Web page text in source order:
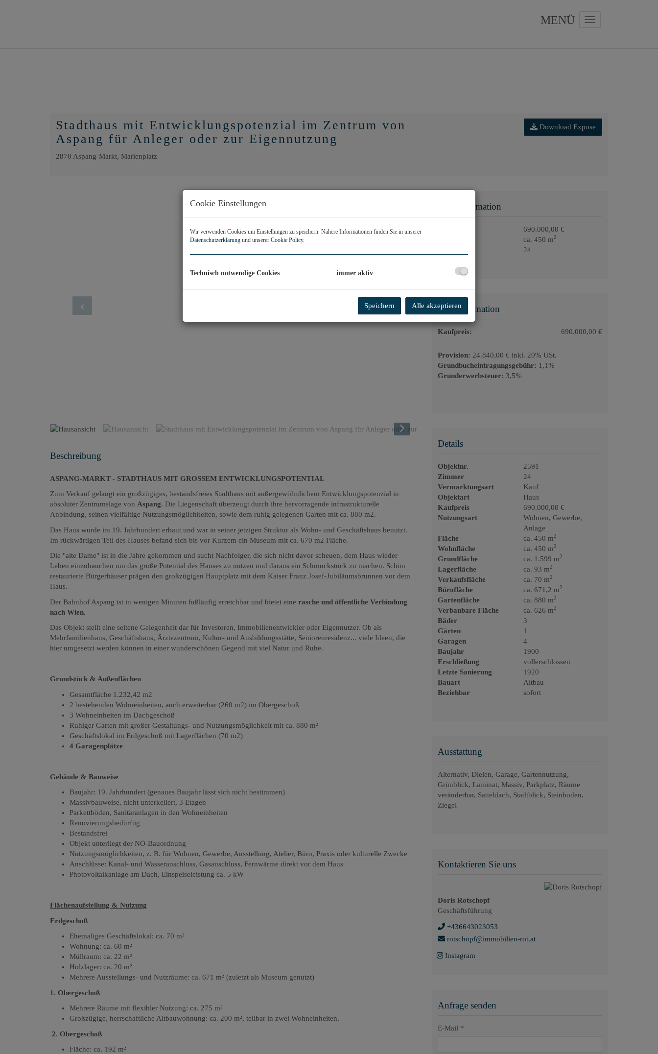
Navigation anzeigen
Stadthaus mit Entwicklungspotenzial im Zentrum von
Aspang für Anleger oder zur Eigennutzung
2870 Aspang-Markt, Marienplatz
Download Expose
Beschreibung
ASPANG-MARKT - STADTHAUS MIT GROSSEM ENTWICKLUNGSPOTENTIAL
Zum Verkauf gelangt ein großzügiges, bestandsfreies Stadthaus mit außergewöhnlichem Entwicklungspotenzial in
absoluter Zentrumslage von Aspang. Die Liegenschaft überzeugt durch ihre hervorragende infrastrukturelle
Anbindung, seinen vielfältige Nutzungsmöglichkeiten, sowie dem ruhig gelegenen Garten mit ca. 880 m2.
Das Haus wurde im 19. Jahrhundert erbaut und war in seiner jetzigen Struktur als Wohn- und Geschäftshaus benutzt.
Im rückwärtigen Teil des Hauses befand sich bis vor Kurzem ein Museum mit ca. 670 m2 Fläche.
Die "alte Dame" ist in die Jahre gekommen und sucht Nachfolger, die sich nicht davor scheuen, dem Haus wieder
Leben einzuhauchen um das große Potential des Hauses zu nutzen und daraus ein Schmuckstück zu machen. Schön
restaurierte Bürgerhäuser prägen den großzügigen Hauptplatz mit dem Kaiser Franz Josef-Jubiläumsbrunnen vor dem
Haus.
Der Bahnhof Aspang ist in wenigen Minuten fußläufig erreichbar und bietet eine rasche und öffentliche Verbindung
nach Wien.
Das Objekt stellt eine seltene Gelegenheit dar für Investoren, Immobilienentwickler oder Eigennutzer. Ob als
Mehrfamilienhaus, Geschäftshaus, Ärztezentrum, Kultur- und Ausbildungsstätte, Seniorenresidenz... viele Ideen, die
hier umgesetzt werden können in einer wunderschönen Gegend mit viel Natur und Ruhe.
Grundstück & Außenflächen
Gesamtfläche 1.232,42 m2
2 bestehenden Wohneinheiten, auch erweiterbar (260 m2) im Obergeschoß
3 Wohneinheiten im Dachgeschoß
Ruhiger Garten mit großer Gestaltungs- und Nutzungsmöglichkeit mit ca. 880 m²
Geschäftslokal im Erdgeschoß mit Lagerflächen (70 m2)
4 Garagenplätze
Gebäude & Bauweise
Baujahr: 19. Jahrhundert (genaues Baujahr lässt sich nicht bestimmen)
Massivbauweise, nicht unterkellert, 3 Etagen
Parkettböden, Sanitäranlagen in den Wohneinheiten
Renovierungsbedürftig
Bestandsfrei
Objekt unterliegt der NÖ-Bauordnung
Nutzungsmöglichkeiten, z. B. für Wohnen, Gewerbe, Ausstellung, Atelier, Büro, Praxis oder kulturelle Zwecke
Anschlüsse: Kanal- und Wasseranschluss, Gasanschluss, Fernwärme direkt vor dem Haus
Photovoltaikanlage am Dach, Einspeiseleistung ca. 5 kW
Flächenaufstellung & Nutzung
Erdgeschoß
Ehemaliges Geschäftslokal: ca. 70 m²
Wohnung: ca. 60 m²
Müllraum: ca. 22 m²
Holzlager: ca. 20 m²
Mehrere Ausstellungs- und Nutzräume: ca. 671 m² (zuletzt als Museum genutzt)
1. Obergeschoß
Mehrere Räume mit flexibler Nutzung: ca. 275 m²
Großzügige, herrschaftliche Altbauwohnung: ca. 200 m², teilbar in zwei Wohneinheiten,
2. Obergeschoß
Fläche: ca. 192 m²
Basisinformation
690.000,00 €
ca. 450 m2
24
Preisinformation
Kaufpreis: 690.000,00 €
Provision: 24.840,00 € inkl. 20% USt.
Grundbucheintragungsgebühr: 1,1%
Grunderwerbsteuer: 3,5%
Details
Objektnr.
2591
Zimmer
24
Vermarktungsart
Kauf
Objektart
Haus
Kaufpreis
690.000,00 €
Nutzungsart
Wohnen Gewerbe
Anlage
Fläche
ca. 450 m2
Wohnfläche ca. 450 m2
Grundfläche ca. 1.599 m2
Lagerfläche ca. 93 m2
Verkaufsfläche ca. 70 m2
Bürofläche ca. 671,2 m2
Gartenfläche ca. 880 m2
Verbaubare Fläche ca. 626 m2
Bäder
3
Gärten
1
Garagen
4
Baujahr
1900
Erschließung
vollerschlossen
Letzte Sanierung
1920
Bauart
Altbau
Beziehbar
sofort
Ausstattung
Alternativ Dielen Garage Gartennutzung
Grünblick
Laminat Massiv Parkplatz
Räume
veränderbar Satteldach Stadtblick
Steinboden
Ziegel
Kontaktieren Sie uns
Doris Rotschopf
Geschäftsführung
+436643023053
rotschopf@immobilien-rot.at
Instagram
Anfrage senden
E-Mail
Cookie Einstellungen
Wir verwenden Cookies um Einstellungen zu speichern. Nähere Informationen finden Sie in unserer
Datenschutzerklärung und unserer Cookie Policy.
Technisch notwendige Cookies immer aktiv
Speichern Alle akzeptieren